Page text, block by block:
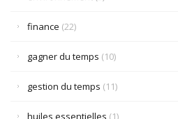
finance (22)
gagner du temps (10)
gestion du temps (11)